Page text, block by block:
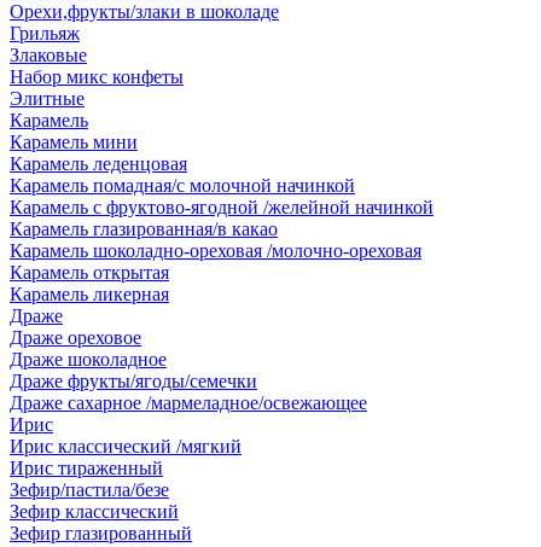
Орехи,фрукты/злаки в шоколаде
Грильяж
Злаковые
Набор микс конфеты
Элитные
Карамель
Карамель мини
Карамель леденцовая
Карамель помадная/с молочной начинкой
Карамель с фруктово-ягодной /желейной начинкой
Карамель глазированная/в какао
Карамель шоколадно-ореховая /молочно-ореховая
Карамель открытая
Карамель ликерная
Драже
Драже ореховое
Драже шоколадное
Драже фрукты/ягоды/семечки
Драже сахарное /мармеладное/освежающее
Ирис
Ирис классический /мягкий
Ирис тираженный
Зефир/пастила/безе
Зефир классический
Зефир глазированный